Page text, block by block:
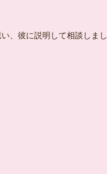
、彼に説明して相談しまし